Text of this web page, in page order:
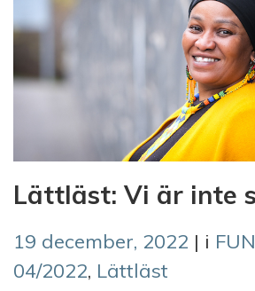
Lättläst: Vi är inte
19 december, 2022 | i
04/2022, Lättläst